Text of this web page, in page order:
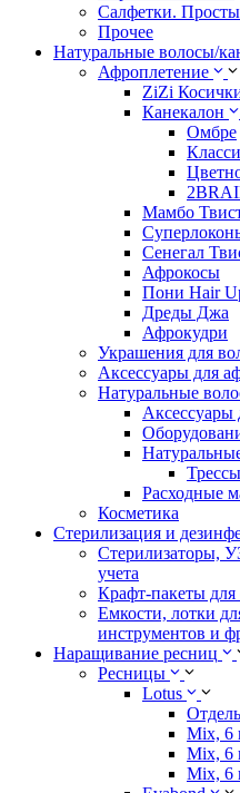
Салфетки.
Прочее
Натуральные волосы/
Афроплетение
ZiZi
Канекалон
Омбре
Мамбо
Сенегал
Афрокосы
Пони Hair
Дреды Джа
Афрокудри
Украшения для
Аксессуары для
Натуральные
Аксессуары
Трессы
Расходные
Косметика
Стерилизация и
Стерилизаторы,
учета
Крафт-пакеты для
Емкости, лотки
инструментов и
Наращивание ресниц
Ресницы
Lotus
Mix, 6
Mix, 6
Mix, 6